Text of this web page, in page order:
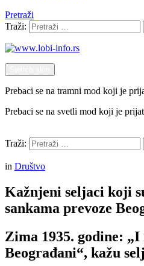
Pretraži
Traži:
Prebaci se na tramni mod koji je
Prebaci se na svetli mod koji je
Traži:
in Društvo
Kažnjeni seljaci koji
sankama prevoze
Zima 1935. godine: „I
Beograđani“, kažu